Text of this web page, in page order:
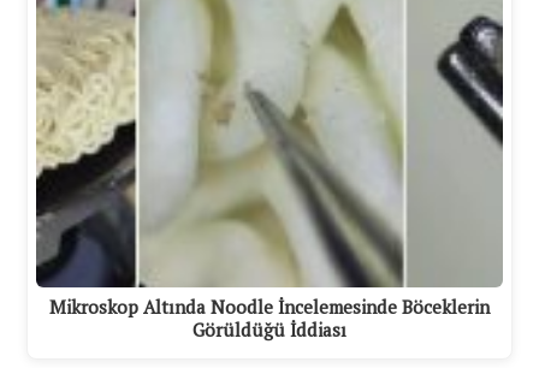
Mikroskop Altında Noodle İncelemesinde Böceklerin
Görüldüğü İddiası